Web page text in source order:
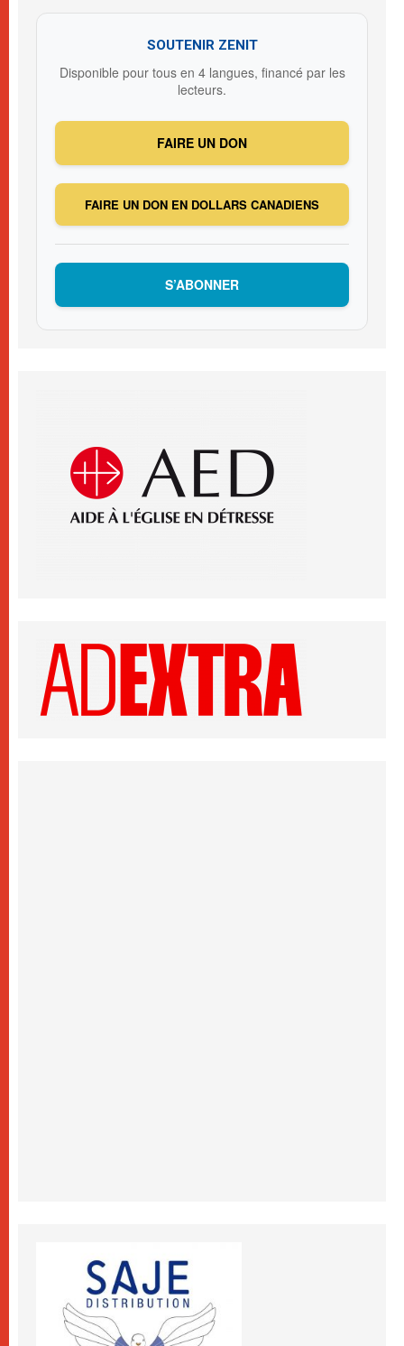
SOUTENIR ZENIT
Disponible pour tous en 4 langues, financé par les
lecteurs.
FAIRE UN DON
FAIRE UN DON EN DOLLARS CANADIENS
S’ABONNER